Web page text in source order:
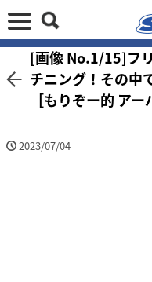
[画像 No.1/15]フ
チニング！その中
［もりぞー的 ア
2023/07/04